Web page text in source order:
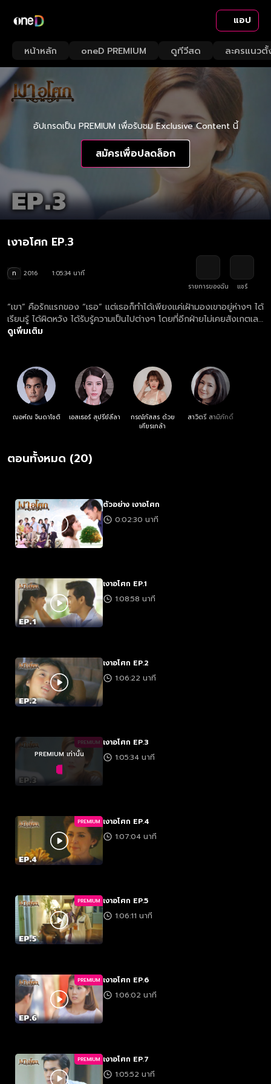
แอป
หน้าหลัก oneD PREMIUM ดูทีวีสด ละครแนวตั้
อัปเกรดเป็น PREMIUM เพื่อรับชม Exclusive Content นี้
สมัครเพื่อปลดล็อก
เงาอโศก EP.3
ท 2016
1:05:34 นาที
รายการของฉัน
แชร์
“เขา” คือรักแรกของ “เธอ” แต่เธอก็ทำได้เพียงแค่เฝ้ามองเขาอยู่ห่างๆ ได้
เรียนรู้ ได้ผิดหวัง ได้รับรู้ความเป็นไปต่างๆ โดยที่อีกฝ่ายไม่เคยสังเกตเลย
ว่ายังมี ‘เงา’ หนึ่งที่คอยเฝ้าห่วงใยอยู่เสมอ
ดูเพิ่มเติม
ฌอห์ณ จินดาโชติ เอสเธอร์ สุปรีย์ลีลา
กรณ์ภัสสร ด้วย
เศียรเกล้า
สาวิตรี สามิภักดิ์
ตอนทั้งหมด (20)
ตัวอย่าง เงาอโศก
0:02:30 นาที
เงาอโศก EP.1
1:08:58 นาที
เงาอโศก EP.2
1:06:22 นาที
PREMIUM
PREMIUM เท่านั้น
เงาอโศก EP.3
1:05:34 นาที
PREMIUM เงาอโศก EP.4
1:07:04 นาที
PREMIUM เงาอโศก EP.5
1:06:11 นาที
PREMIUM เงาอโศก EP.6
1:06:02 นาที
PREMIUM เงาอโศก EP.7
1:05:52 นาที